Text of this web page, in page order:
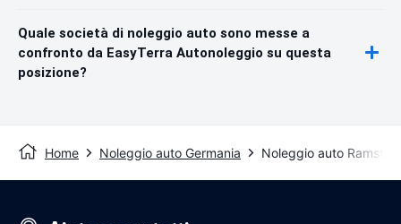
Quale società di noleggio auto sono messe a
confronto da EasyTerra Autonoleggio su questa
posizione?
Home Noleggio auto Germania Noleggio auto Ramstein